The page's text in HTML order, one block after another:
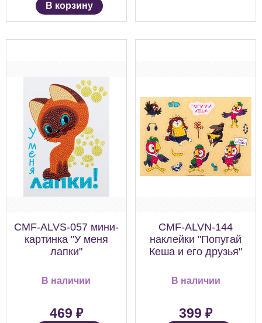
В корзину
CMF-ALVS-057 мини-
картинка "У меня
лапки"
В наличии
469 ₽
CMF-ALVN-144
наклейки "Попугай
Кеша и его друзья"
В наличии
399 ₽